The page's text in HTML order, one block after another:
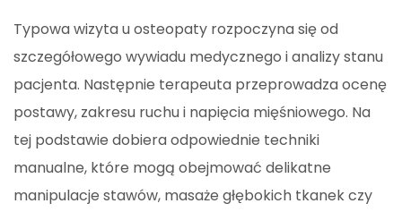
Typowa wizyta u osteopaty rozpoczyna się od
szczegółowego wywiadu medycznego i analizy stanu
pacjenta. Następnie terapeuta przeprowadza ocenę
postawy, zakresu ruchu i napięcia mięśniowego. Na
tej podstawie dobiera odpowiednie techniki
manualne, które mogą obejmować delikatne
manipulacje stawów, masaże głębokich tkanek czy